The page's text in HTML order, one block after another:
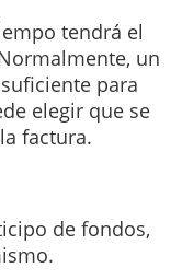
tendrá el
un
para
elegir que se
factura.
de fondos,